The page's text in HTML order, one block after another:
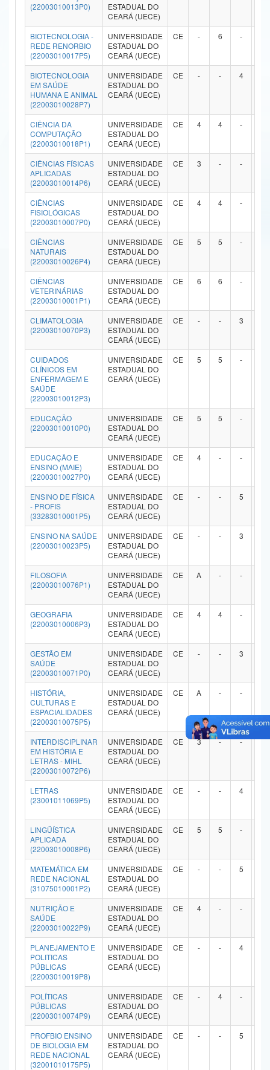
Ministério da Ciência, Tecnologia, Inovações e Comunicações
Ministério do Meio Ambiente
Ministério do Turismo
Ministério do Desenvolvimento Regional
Controladoria-Geral da União
Ministério da Mulher, da Família e dos Direitos Humanos
Secretaria-Geral
Secretaria de Governo
Gabinete de Segurança Institucional
Advocacia-Geral da União
Banco Central do Brasil
(22003010013P0)
ESTADUAL DO
CEARÁ (UECE)
BIOTECNOLOGIA -
REDE RENORBIO
(22003010017P5)
UNIVERSIDADE
ESTADUAL DO
CEARÁ (UECE)
CE - 6 -
BIOTECNOLOGIA
EM SAÚDE
HUMANA E ANIMAL
(22003010028P7)
UNIVERSIDADE
ESTADUAL DO
CEARÁ (UECE)
CE - - 4
CIÊNCIA DA
COMPUTAÇÃO
(22003010018P1)
UNIVERSIDADE
ESTADUAL DO
CEARÁ (UECE)
CE 4 4 -
CIÊNCIAS FÍSICAS
APLICADAS
(22003010014P6)
UNIVERSIDADE
ESTADUAL DO
CEARÁ (UECE)
CE 3 - -
CIÊNCIAS
FISIOLÓGICAS
(22003010007P0)
UNIVERSIDADE
ESTADUAL DO
CEARÁ (UECE)
CE 4 4 -
CIÊNCIAS
NATURAIS
(22003010026P4)
UNIVERSIDADE
ESTADUAL DO
CEARÁ (UECE)
CE 5 5 -
CIÊNCIAS
VETERINÁRIAS
(22003010001P1)
UNIVERSIDADE
ESTADUAL DO
CEARÁ (UECE)
CE 6 6 -
CLIMATOLOGIA
(22003010070P3)
UNIVERSIDADE
ESTADUAL DO
CEARÁ (UECE)
CE - - 3
CUIDADOS
CLÍNICOS EM
ENFERMAGEM E
SAÚDE
(22003010012P3)
UNIVERSIDADE
ESTADUAL DO
CEARÁ (UECE)
CE 5 5 -
EDUCAÇÃO
(22003010010P0)
UNIVERSIDADE
ESTADUAL DO
CEARÁ (UECE)
CE 5 5 -
EDUCAÇÃO E
ENSINO (MAIE)
(22003010027P0)
UNIVERSIDADE
ESTADUAL DO
CEARÁ (UECE)
CE 4 - -
ENSINO DE FÍSICA
- PROFIS
(33283010001P5)
UNIVERSIDADE
ESTADUAL DO
CEARÁ (UECE)
CE - - 5
ENSINO NA SAÚDE
(22003010023P5)
UNIVERSIDADE
ESTADUAL DO
CEARÁ (UECE)
CE - - 3
FILOSOFIA
(22003010076P1)
UNIVERSIDADE
ESTADUAL DO
CEARÁ (UECE)
CE A - -
GEOGRAFIA
(22003010006P3)
UNIVERSIDADE
ESTADUAL DO
CEARÁ (UECE)
CE 4 4 -
GESTÃO EM
SAÚDE
(22003010071P0)
UNIVERSIDADE
ESTADUAL DO
CEARÁ (UECE)
CE - - 3
HISTÓRIA,
CULTURAS E
ESPACIALIDADES
(22003010075P5)
UNIVERSIDADE
ESTADUAL DO
CEARÁ (UECE)
CE A - -
INTERDISCIPLINAR
EM HISTÓRIA E
LETRAS - MIHL
(22003010072P6)
UNIVERSIDADE
ESTADUAL DO
CEARÁ (UECE)
CE 3 - - -
LETRAS
(23001011069P5)
UNIVERSIDADE
ESTADUAL DO
CEARÁ (UECE)
CE - - 4
LINGÜÍSTICA
APLICADA
(22003010008P6)
UNIVERSIDADE
ESTADUAL DO
CEARÁ (UECE)
CE 5 5 -
MATEMÁTICA EM
REDE NACIONAL
(31075010001P2)
UNIVERSIDADE
ESTADUAL DO
CEARÁ (UECE)
CE - - 5
NUTRIÇÃO E
SAÚDE
(22003010022P9)
UNIVERSIDADE
ESTADUAL DO
CEARÁ (UECE)
CE 4 - -
PLANEJAMENTO E
POLITICAS
PÚBLICAS
(22003010019P8)
UNIVERSIDADE
ESTADUAL DO
CEARÁ (UECE)
CE - - 4
POLÍTICAS
PÚBLICAS
(22003010074P9)
UNIVERSIDADE
ESTADUAL DO
CEARÁ (UECE)
CE - 4 -
PROFBIO ENSINO
DE BIOLOGIA EM
REDE NACIONAL
(32001010175P5)
UNIVERSIDADE
ESTADUAL DO
CEARÁ (UECE)
CE - - 5